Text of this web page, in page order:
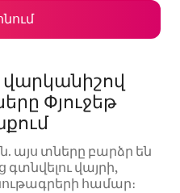
Փյուջեթ
այս տները բարձր են
վայրի,
համար։